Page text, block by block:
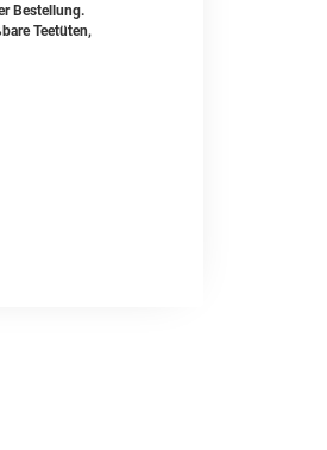
Bestellung.
Teetüten,